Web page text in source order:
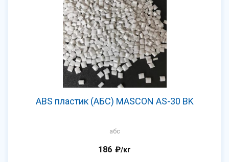
ABS пластик (АБС) MASCON AS-30 BK
абс
186 ₽/кг